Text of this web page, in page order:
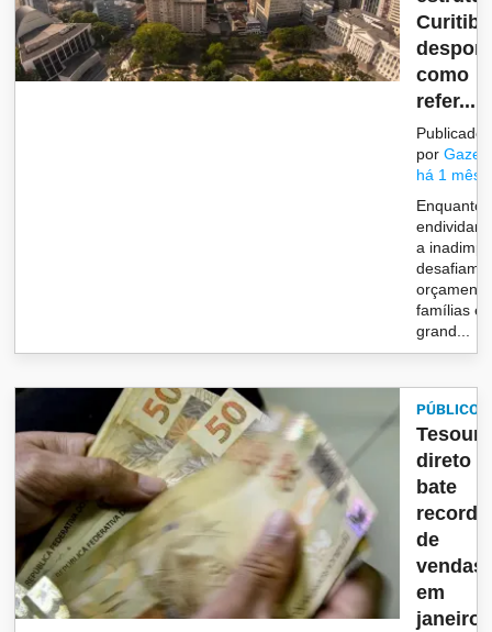
Curitiba
como
refer...
Publicado
por
há 1 mês
Enquanto
a
desafiam
famílias
grand...
PÚBLICO
direto
bate
recorde
de
vendas
em
janeiro